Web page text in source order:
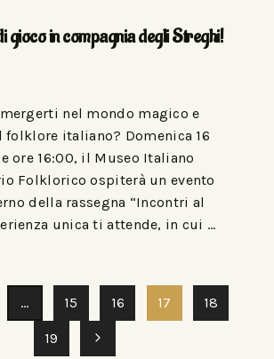
gioco in compagnia degli Streghi!
nel mondo magico e
folklore italiano? Domenica 16
ore 16:00, il Museo Italiano
Folklorico ospiterà un evento
della rassegna “Incontri al
unica ti attende, in cui …
… 15 16 17 18
19